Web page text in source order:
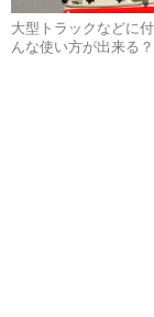
大型トラックなどに
んな使い方が出来る